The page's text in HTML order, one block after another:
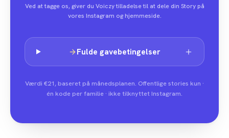
Ved at tagge os, giver du Voiczy tilladelse til at dele din Story på
vores Instagram og hjemmeside.
Fulde gavebetingelser
Værdi €21, baseret på månedsplanen. Offentlige stories kun ·
én kode per familie · ikke tilknyttet Instagram.